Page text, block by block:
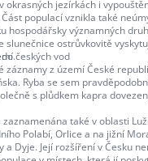
okrasných jezírkách i
populací vznikla také
hospodářsky významných
slunečnice ostrůvkovitě
českých vod
záznamy z území České
Ryba se sem
s plůdkem kapra
zaznamenána také v oblasti
Polabí, Orlice a na jižní
a Dyje. Její rozšíření v Česku